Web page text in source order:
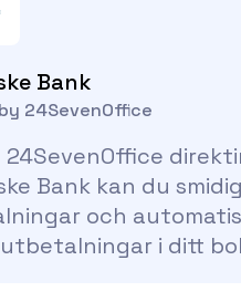
Bank
24SevenOffice
24SevenOffice
Bank kan du
och
i ditt